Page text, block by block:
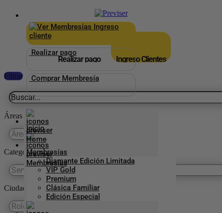
Ingreso
cliente
Realizar pago
Comprar Membresía
Inicio
Membresías
Diamante Edición Limitada
VIP Gold
Premium
Clásica Familiar
Edición Especial
Realizar pago Ingreso Clientes
Filtrar
Áreas
Categorías Previser
Ciudades